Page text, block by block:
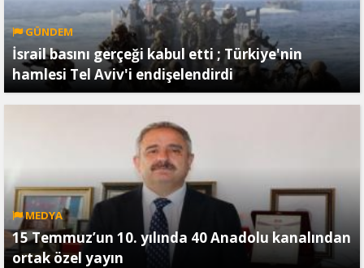
GÜNDEM
İsrail basını gerçeği kabul etti ; Türkiye'nin
hamlesi Tel Aviv'i endişelendirdi
MEDYA
15 Temmuz’un 10. yılında 40 Anadolu kanalından
ortak özel yayın